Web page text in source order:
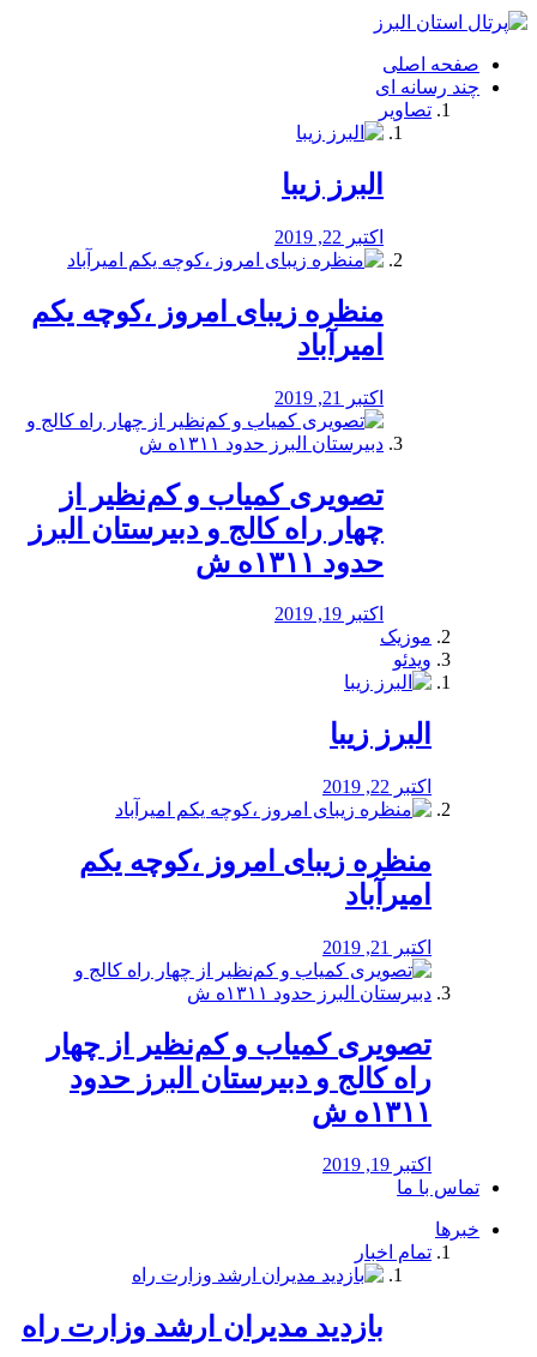
فصد
شرق
تهران
خشکشویی
صفحه اصلی
چند رسانه ای
تصاویر
البرز زیبا
اکتبر 22, 2019
منظره‌‌ زیبای امروز ،کوچه یکم
امیرآباد
اکتبر 21, 2019
️تصویری کمیاب و کم‌نظیر از
چهار راه كالج و دبيرستان البرز
حدود ۱۳۱۱ه ش
اکتبر 19, 2019
موزیک
ویدئو
البرز زیبا
اکتبر 22, 2019
منظره‌‌ زیبای امروز ،کوچه یکم
امیرآباد
اکتبر 21, 2019
️تصویری کمیاب و کم‌نظیر از چهار
راه كالج و دبيرستان البرز حدود
۱۳۱۱ه ش
اکتبر 19, 2019
تماس با ما
خبرها
تمام اخبار
بازدید مدیران ارشد وزارت راه